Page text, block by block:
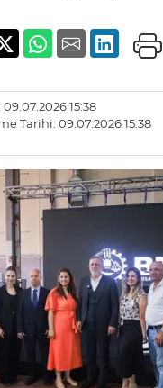
15:38
Tarihi: 09.07.2026 15:38